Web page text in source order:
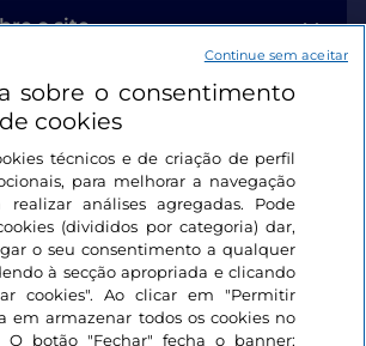
o site
sobre o consentimento
cookies
técnicos e de criação de perfil
para melhorar a navegação
análises agregadas. Pode
(divididos por categoria) dar,
o seu consentimento a qualquer
à secção apropriada e clicando
cookies". Ao clicar em "Permitir
em armazenar todos os cookies no
O botão "Fechar" fecha o banner;
Continue sem aceitar